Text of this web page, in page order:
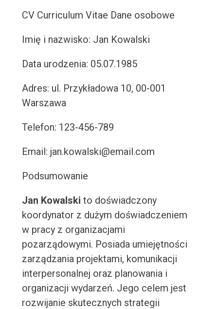
CV Curriculum Vitae Dane osobowe
Imię i nazwisko: Jan Kowalski
Data urodzenia: 05.07.1985
Adres: ul. Przykładowa 10, 00-001
Warszawa
Telefon: 123-456-789
Email: jan.kowalski@email.com
Podsumowanie
Jan Kowalski to doświadczony
koordynator z dużym doświadczeniem
w pracy z organizacjami
pozarządowymi. Posiada umiejętności
zarządzania projektami, komunikacji
interpersonalnej oraz planowania i
organizacji wydarzeń. Jego celem jest
rozwijanie skutecznych strategii